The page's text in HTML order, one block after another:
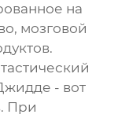
на
мозговой
- вот
При